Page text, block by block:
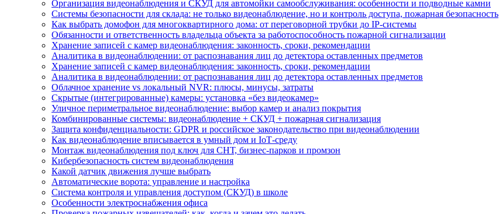
Организация видеонаблюдения и СКУД для автомойки самообслуживания: особенности и подводные камни
Системы безопасности для склада: не только видеонаблюдение, но и контроль доступа, пожарная безопасность
Как выбрать домофон для многоквартирного дома: от переговорной трубки до IP-системы
Обязанности и ответственность владельца объекта за работоспособность пожарной сигнализации
Хранение записей с камер видеонаблюдения: законность, сроки, рекомендации
Аналитика в видеонаблюдении: от распознавания лиц до детектора оставленных предметов
Хранение записей с камер видеонаблюдения: законность, сроки, рекомендации
Аналитика в видеонаблюдении: от распознавания лиц до детектора оставленных предметов
Облачное хранение vs локальный NVR: плюсы, минусы, затраты
Скрытые (интегрированные) камеры: установка «без видеокамер»
Уличное периметральное видеонаблюдение: выбор камер и анализ покрытия
Комбинированные системы: видеонаблюдение + СКУД + пожарная сигнализация
Защита конфиденциальности: GDPR и российское законодательство при видеонаблюдении
Как видеонаблюдение вписывается в умный дом и IoT‑среду
Монтаж видеонаблюдения под ключ для СНТ, бизнес‑парков и промзон
Кибербезопасность систем видеонаблюдения
Какой датчик движения лучше выбрать
Автоматические ворота: управление и настройка
Система контроля и управления доступом (СКУД) в школе
Особенности электроснабжения офиса